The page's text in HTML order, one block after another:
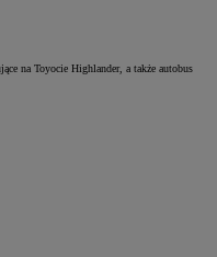
na Toyocie Highlander, a także autobus